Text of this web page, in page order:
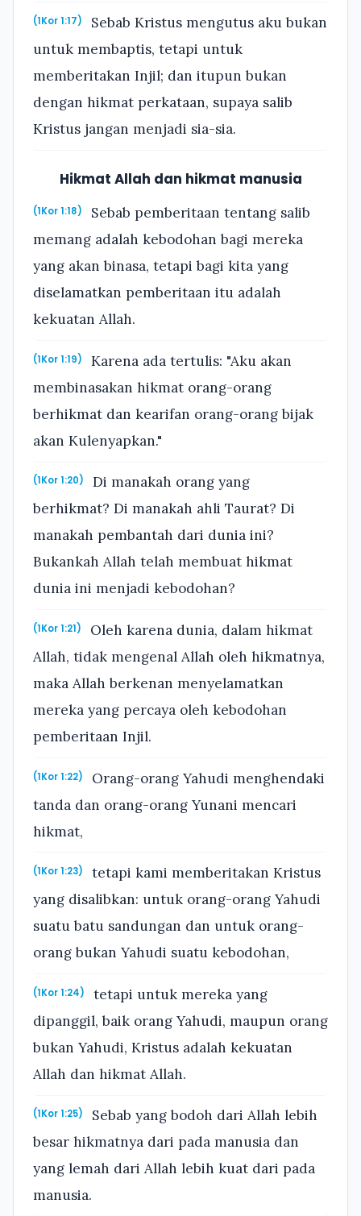
(1Kor 1:17)
Sebab Kristus mengutus aku bukan
untuk membaptis, tetapi untuk
memberitakan Injil; dan itupun bukan
dengan hikmat perkataan, supaya salib
Kristus jangan menjadi sia-sia.
Hikmat Allah dan hikmat manusia
(1Kor 1:18)
Sebab pemberitaan tentang salib
memang adalah kebodohan bagi mereka
yang akan binasa, tetapi bagi kita yang
diselamatkan pemberitaan itu adalah
kekuatan Allah.
(1Kor 1:19)
Karena ada tertulis: "Aku akan
membinasakan hikmat orang-orang
berhikmat dan kearifan orang-orang bijak
akan Kulenyapkan."
(1Kor 1:20)
Di manakah orang yang
berhikmat? Di manakah ahli Taurat? Di
manakah pembantah dari dunia ini?
Bukankah Allah telah membuat hikmat
dunia ini menjadi kebodohan?
(1Kor 1:21)
Oleh karena dunia, dalam hikmat
Allah, tidak mengenal Allah oleh hikmatnya,
maka Allah berkenan menyelamatkan
mereka yang percaya oleh kebodohan
pemberitaan Injil.
(1Kor 1:22)
Orang-orang Yahudi menghendaki
tanda dan orang-orang Yunani mencari
hikmat,
(1Kor 1:23)
tetapi kami memberitakan Kristus
yang disalibkan: untuk orang-orang Yahudi
suatu batu sandungan dan untuk orang-
orang bukan Yahudi suatu kebodohan,
(1Kor 1:24)
tetapi untuk mereka yang
dipanggil, baik orang Yahudi, maupun orang
bukan Yahudi, Kristus adalah kekuatan
Allah dan hikmat Allah.
(1Kor 1:25)
Sebab yang bodoh dari Allah lebih
besar hikmatnya dari pada manusia dan
yang lemah dari Allah lebih kuat dari pada
manusia.